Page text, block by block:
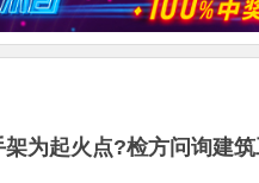
架为起火点?检方问询建